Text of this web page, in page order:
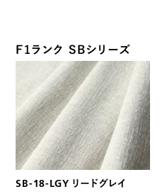
F1ランク SBシリーズ
SB-18-LGY リードグレイ